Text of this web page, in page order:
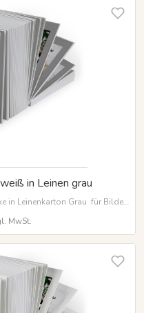
in Leinen grau
in Leinenkarton Grau für Bilder
MwSt.